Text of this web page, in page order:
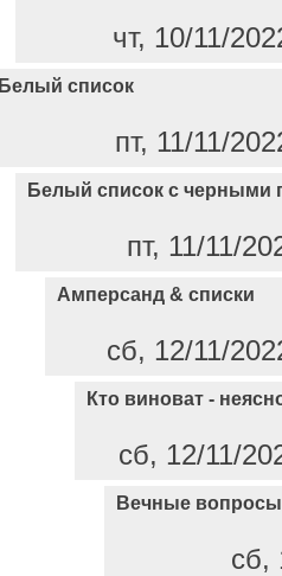
чт, 10/11/
Белый список
пт, 11/11/
Белый список с черными
пт, 11/11/
Амперсанд & списки
сб, 12/11/
Кто виноват -
сб, 12/11/
Вечные вопросы
сб,